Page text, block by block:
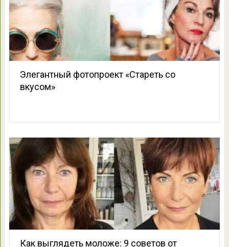
Элегантный фотопроект «Стареть со
вкусом»
Как выглядеть моложе: 9 советов от